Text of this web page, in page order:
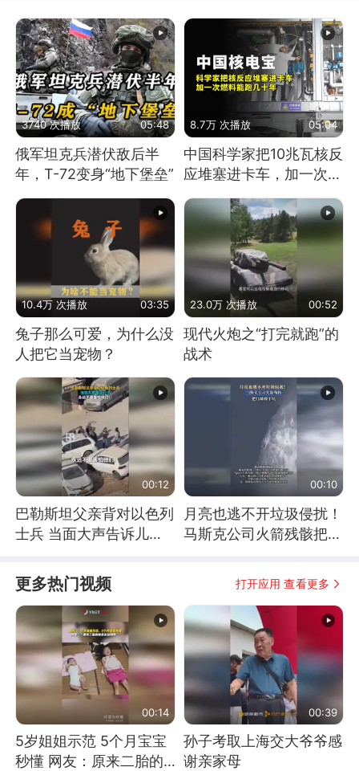
3740 次播放 05:48
俄军坦克兵潜伏敌后半
年，T-72变身“地下堡垒”
8.7万 次播放 05:04
中国科学家把10兆瓦核反
应堆塞进卡车，加一次燃
10.4万 次播放 03:35
兔子那么可爱，为什么没
人把它当宠物？
23.0万 次播放 00:52
现代火炮之“打完就跑”的
战术
00:12
巴勒斯坦父亲背对以色列
士兵 当面大声告诉儿
00:10
月亮也逃不开垃圾侵扰！
马斯克公司火箭残骸把月
更多热门视频 打开应用 查看更多
00:14
5岁姐姐示范 5个月宝宝
秒懂 网友：原来二胎的
00:39
孙子考取上海交大爷爷感
谢亲家母